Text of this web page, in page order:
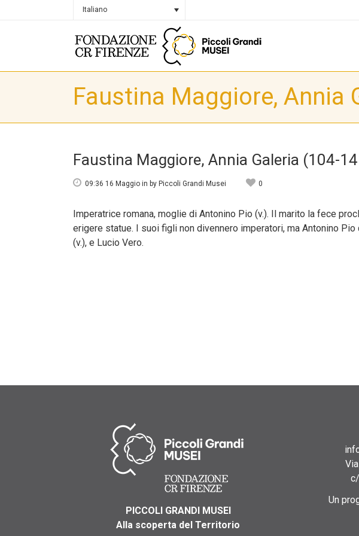
Italiano
Faustina Maggiore, Annia
Faustina Maggiore, Annia Galeria (104-
09:36 16 Maggio in by Piccoli Grandi Musei 0
Imperatrice romana, moglie di Antonino Pio (v.). Il marito la fece
erigere statue. I suoi figli non divennero imperatori, ma Antonino
(v.), e Lucio Vero.
PICCOLI GRANDI MUSEI
Alla scoperta del Territorio
Un